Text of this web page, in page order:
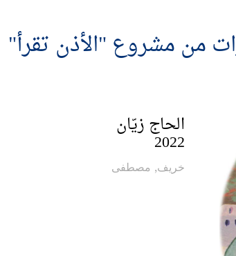
من مشروع "الأذن تقرأ"
الحاج زيّان
2022
خريف, مصطفى